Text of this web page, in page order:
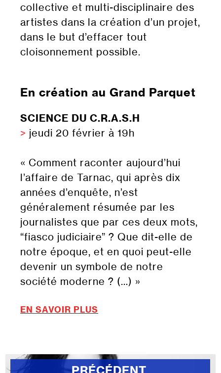
collective et multi-disciplinaire des
artistes dans la création d’un projet,
dans le but d’effacer tout
cloisonnement possible.
En création au Grand Parquet
SCIENCE DU C.R.A.S.H
> jeudi 20 février à 19h
« Comment raconter aujourd’hui
l’affaire de Tarnac, qui après dix
années d’enquête, n’est
généralement résumée par les
journalistes que par ces deux mots,
“fiasco judiciaire” ? Que dit-elle de
notre époque, et en quoi peut-elle
devenir un symbole de notre
société moderne ? (…) »
EN SAVOIR PLUS